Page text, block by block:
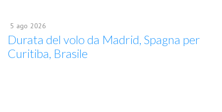
5 ago 2026
Durata del volo da Madrid, Spagna per
Curitiba, Brasile